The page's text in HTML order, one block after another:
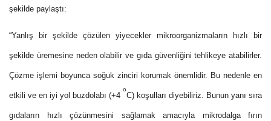
şekilde paylaştı:
“Yanlış bir şekilde çözülen yiyecekler mikroorganizmaların hızlı bir
şekilde üremesine neden olabilir ve gıda güvenliğini tehlikeye atabilirler.
Çözme işlemi boyunca soğuk zinciri korumak önemlidir. Bu nedenle en
etkili ve en iyi yol buzdolabı (+4
o
C) koşulları diyebiliriz. Bunun yanı sıra
gıdaların hızlı çözünmesini sağlamak amacıyla mikrodalga fırın